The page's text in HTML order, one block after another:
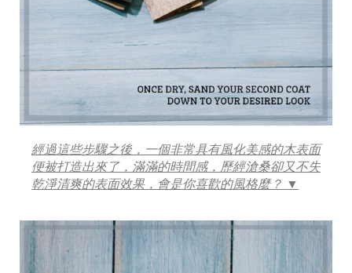
經過這些步驟之後，一個非常具有風化美感的木表面
便被打造出來了，滿滿的時間感，歷經滄桑卻又不失
乾淨清爽的表面效果，會是你喜歡的風格麼？ ▼